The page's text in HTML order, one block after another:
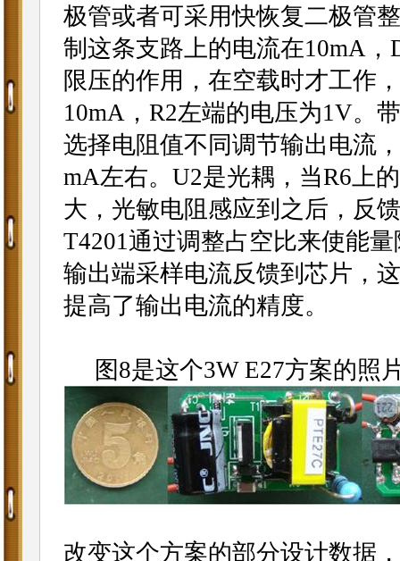
极管或者可采用快恢复二极管
制这条支路上的电流在10mA
限压的作用，在空载时才工作
10mA，R2左端的电压为1V。
选择电阻值不同调节输出电流
mA左右。U2是光耦，当R6上
大，光敏电阻感应到之后，反
T4201通过调整占空比来使能
输出端采样电流反馈到芯片，
提高了输出电流的精度。
图8是这个3W E27方案的照
改变这个方案的部分设计数据